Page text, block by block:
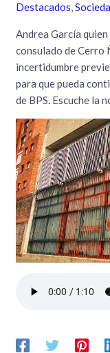
Destacados,
Andrea García
consulado de Cerro
incertidumbre
para que pueda
de BPS. Escuche la